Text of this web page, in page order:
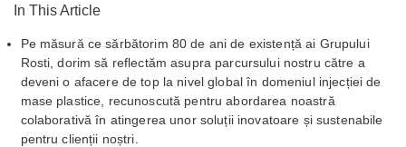
In This Article
Pe măsură ce sărbătorim 80 de ani de existență ai Grupului
Rosti, dorim să reflectăm asupra parcursului nostru către a
deveni o afacere de top la nivel global în domeniul injecției de
mase plastice, recunoscută pentru abordarea noastră
colaborativă în atingerea unor soluții inovatoare și sustenabile
pentru clienții noștri.